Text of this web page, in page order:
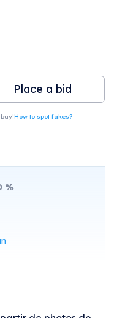
Place a bid
How to spot fakes?
%